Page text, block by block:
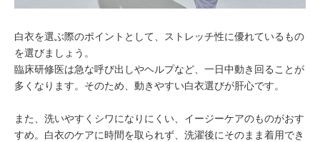
白衣を選ぶ際のポイントとして、ストレッチ性に優れているもの
を選びましょう。
臨床研修医は急な呼び出しやヘルプなど、一日中動き回ることが
多くなります。そのため、動きやすい白衣選びが肝心です。
また、洗いやすくシワになりにくい、イージーケアのものがおす
すめ。白衣のケアに時間を取られず、洗濯後にそのまま着用でき